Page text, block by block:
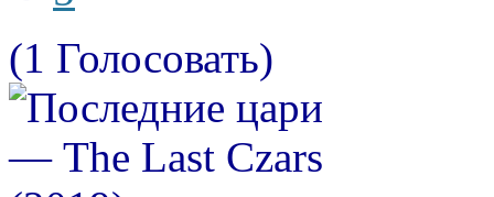
(1 Голосовать)